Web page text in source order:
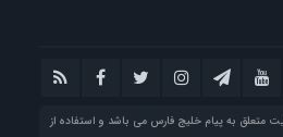
متعلق به پیام خلیج فارس می باشد و استفاده از